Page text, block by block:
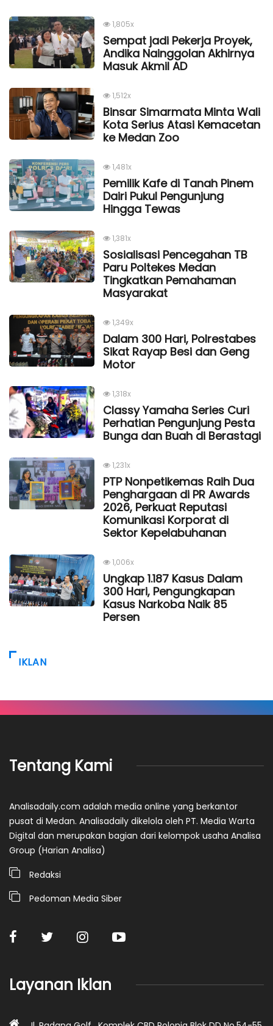
1,805x
Sempat jadi Pekerja Proyek,
Andika Nainggolan Akhirnya
Masuk Akmil AD
1,512x
Binsar Simarmata Minta Wali
Kota Serius Atasi Kemacetan
ke Medan Zoo
1,481x
Pemilik Kafe di Tanah Pinem
Dairi Pukul Pengunjung
Hingga Tewas
1,381x
Sosialisasi Pencegahan TB
Paru Poltekes Medan
Tingkatkan Pemahaman
Masyarakat
1,349x
Dalam 300 Hari, Polrestabes
Sikat Rayap Besi dan Geng
Motor
1,318x
Classy Yamaha Series Curi
Perhatian Pengunjung Pesta
Bunga dan Buah di Berastagi
1,231x
PTP Nonpetikemas Raih Dua
Penghargaan di PR Awards
2026, Perkuat Reputasi
Komunikasi Korporat di
Sektor Kepelabuhanan
1,006x
Ungkap 1.187 Kasus Dalam
300 Hari, Pengungkapan
Kasus Narkoba Naik 85
Persen
IKLAN
Tentang Kami
Analisadaily.com adalah media online yang berkantor
pusat di Medan. Analisadaily dikelola oleh PT. Media Warta
Digital dan merupakan bagian dari kelompok usaha Analisa
Group (Harian Analisa)
Redaksi
Pedoman Media Siber
Layanan Iklan